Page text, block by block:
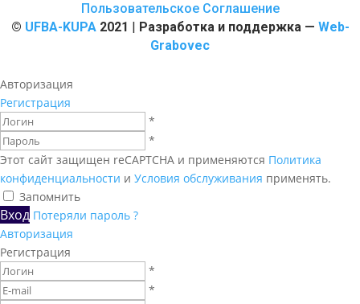
Пользовательское Соглашение
© UFBA-KUPA 2021 | Разработка и поддержка — Web-
Grabovec
Авторизация
Регистрация
*
*
Этот сайт защищен reCAPTCHA и применяются Политика
конфиденциальности и Условия обслуживания применять.
Запомнить
Вход Потеряли пароль ?
Авторизация
Регистрация
*
*